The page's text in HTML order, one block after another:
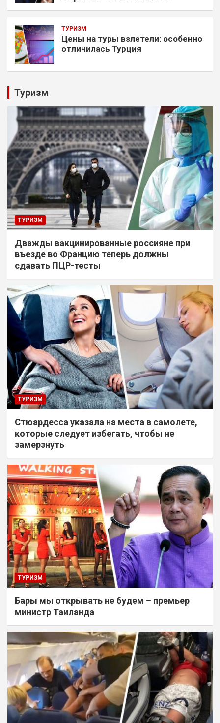
ТУРИЗМ
Цены на туры взлетели: особенно
отличилась Турция
Туризм
ТУРИЗМ
Дважды вакцинированные россияне при
въезде во Францию теперь должны
сдавать ПЦР-тесты
ТУРИЗМ
Стюардесса указала на места в самолете,
которые следует избегать, чтобы не
замерзнуть
ТУРИЗМ
Бары мы открывать не будем – премьер
министр Таиланда